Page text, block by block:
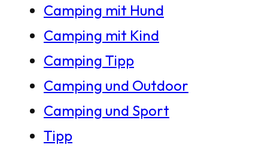
Camping mit Hund
Camping mit Kind
Camping Tipp
Camping und Outdoor
Camping und Sport
Tipp